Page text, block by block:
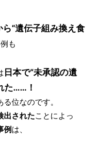
“遺伝子組み換え食
も
日本で“未承認の遺
た……！
位なのです。
出されたことによっ
例は、